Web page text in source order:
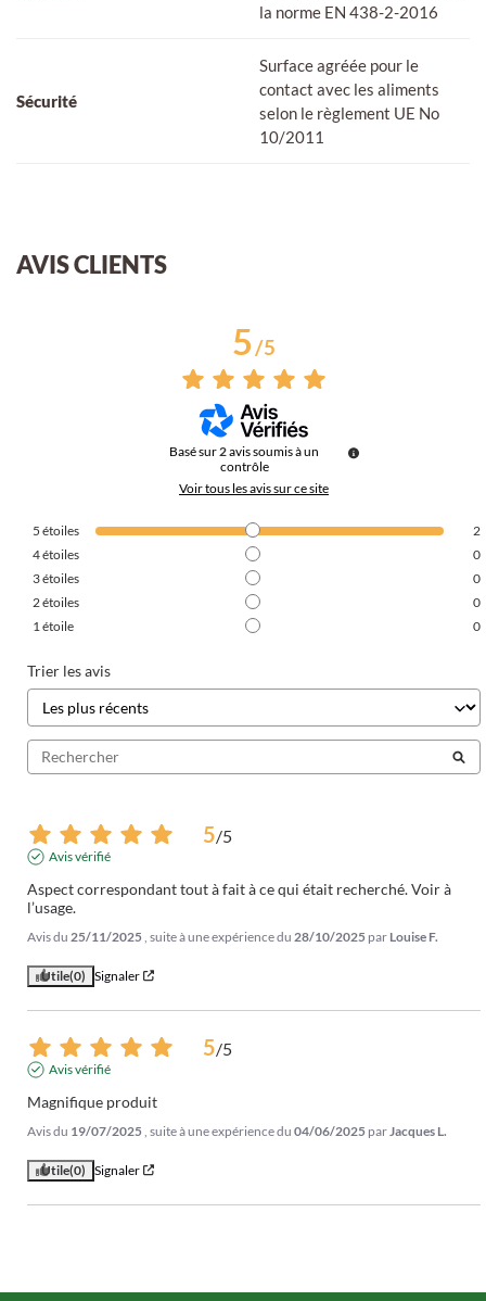
la norme EN 438-2-2016
Sécurité
Surface agréée pour le
contact avec les aliments
selon le règlement UE No
10/2011
AVIS CLIENTS
5/5
Basé sur 2avis soumis à un
contrôle
Voir tous les avis sur ce site
5 étoiles
2
4étoiles
0
3étoiles
0
2étoiles
0
1 étoile 0
Trier les avis
5/5
Avis vérifié
Aspect correspondant tout à fait à ce qui était recherché. Voir à
l’usage.
Avis du 25/11/2025 , suite à une expérience du 28/10/2025 par Louise F.
Utile(0) Signaler
5/5
Avis vérifié
Magnifique produit
Avis du 19/07/2025 , suite à une expérience du 04/06/2025 par Jacques L.
Utile(0) Signaler